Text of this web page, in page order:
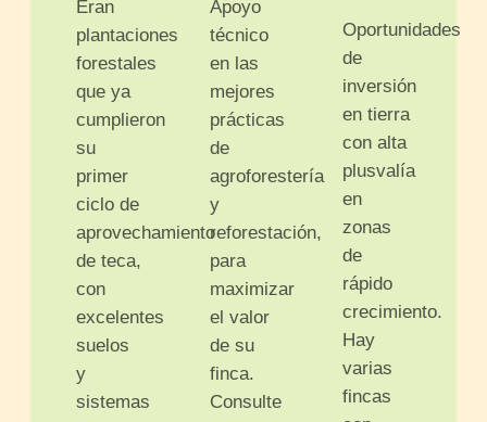
Eran
plantaciones
forestales
que ya
cumplieron
su
primer
ciclo de
aprovechamiento
de teca,
con
excelentes
suelos
y
sistemas
Apoyo
técnico
en las
mejores
prácticas
de
agroforestería
y
reforestación,
para
maximizar
el valor
de su
finca.
Consulte
Oportunidades
de
inversión
en tierra
con alta
plusvalía
en
zonas
de
rápido
crecimiento.
Hay
varias
fincas